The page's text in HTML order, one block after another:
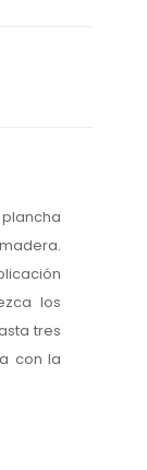
los
tres
con la